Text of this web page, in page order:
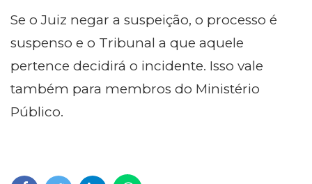
Se o Juiz negar a suspeição, o processo é
suspenso e o Tribunal a que aquele
pertence decidirá o incidente. Isso vale
também para membros do Ministério
Público.